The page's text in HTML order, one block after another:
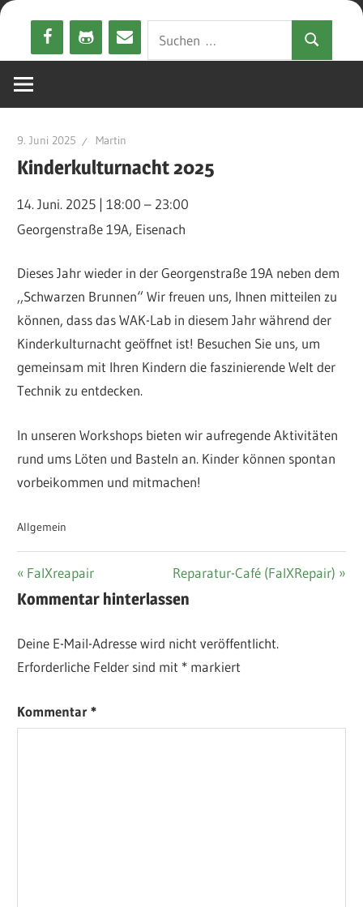
Zum
springen
Suchen
9. Juni 2025 Martin
Kinderkulturnacht 2025
14. Juni. 2025 |18:00– 23:00
Georgenstraße 19A, Eisenach
Dieses Jahr wieder in der Georgenstraße 19A neben dem
,,Schwarzen Brunnen“ Wir freuen uns, Ihnen mitteilen zu
können, dass das WAK-Lab in diesem Jahr während der
Kinderkulturnacht geöffnet ist! Besuchen Sie uns, um
gemeinsam mit Ihren Kindern die faszinierende Welt der
Technik zu entdecken.
In unseren Workshops bieten wir aufregende Aktivitäten
rund ums Löten und Basteln an. Kinder können spontan
vorbeikommen und mitmachen!
Allgemein
Beitragsnavigation
Vorheriger
Beitrag:
FalXreapair
Nächster
Beitrag:
Reparatur-Café (FalXRepair)
Kommentar hinterlassen
Deine E-Mail-Adresse wird nicht veröffentlicht.
Erforderliche Felder sind mit * markiert
Kommentar*